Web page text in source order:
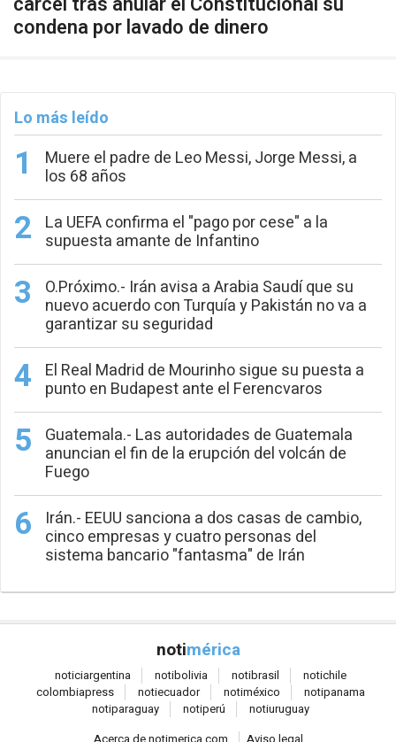
condena por lavado de dinero
Lo más leído
Muere el padre de Leo Messi, Jorge Messi, a
los 68 años
La UEFA confirma el "pago por cese" a la
supuesta amante de Infantino
O.Próximo.- Irán avisa a Arabia Saudí que su
nuevo acuerdo con Turquía y Pakistán no va a
garantizar su seguridad
El Real Madrid de Mourinho sigue su puesta a
punto en Budapest ante el Ferencvaros
Guatemala.- Las autoridades de Guatemala
anuncian el fin de la erupción del volcán de
Fuego
Irán.- EEUU sanciona a dos casas de cambio,
cinco empresas y cuatro personas del
sistema bancario "fantasma" de Irán
notimérica
noticiargentina notibolivia notibrasil notichile
colombiapress notiecuador notiméxico notipanama
notiparaguay notiperú notiuruguay